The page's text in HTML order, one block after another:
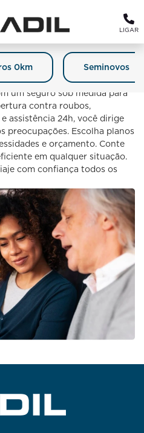
LIGAR
0km Seminovos
um seguro sob medida para
contra roubos,
assistência 24h, você dirige
preocupações. Escolha planos
e orçamento. Conte
em qualquer situação.
com confiança todos os